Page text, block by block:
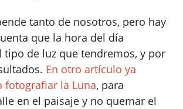
tanto de nosotros, pero hay
que la hora del día
tipo de luz que tendremos, y por
En otro artículo ya
fotografiar la Luna, para
en el paisaje y no quemar el